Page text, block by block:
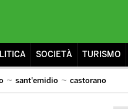
SOCIETÀ TURISMO
sant'emidio castorano